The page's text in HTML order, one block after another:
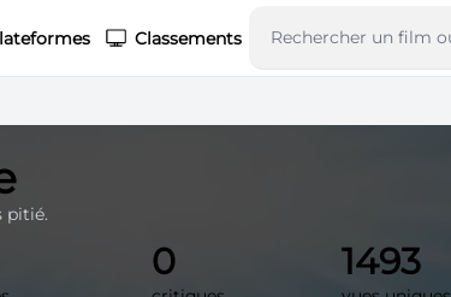
Classements
pitié.
0 1493